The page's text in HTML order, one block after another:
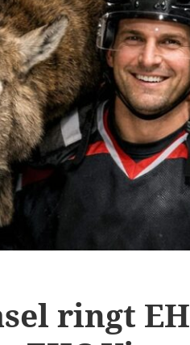
ringt